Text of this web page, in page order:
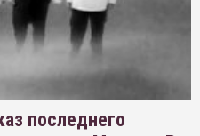
последнего